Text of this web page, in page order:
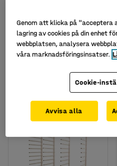
Skivvagn TURN,
1250x700 mm
exkl. moms
KÖP
Genom att klicka på
lagring av cookies på din enhet
webbplatsen, analysera
våra marknadsföringsinsatser.
Cookie-
Avvisa alla